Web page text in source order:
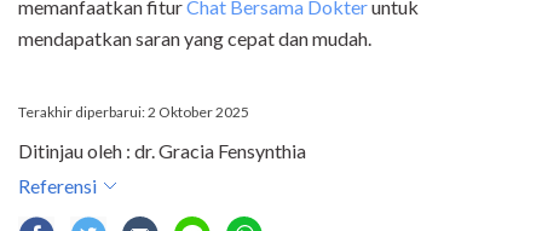
memanfaatkan fiturChat Bersama Dokteruntuk
mendapatkan saran yang cepat dan mudah.
Terakhir diperbarui: 2 Oktober 2025